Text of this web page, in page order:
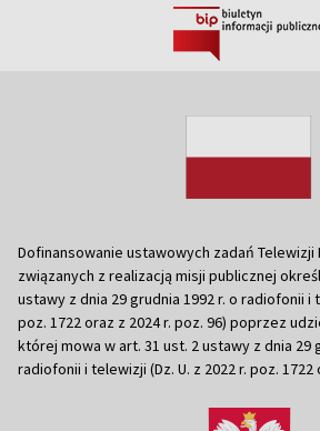
Dofinansowanie ustawowych zadań Telewizji
związanych z realizacją misji publicznej
ustawy z dnia 29 grudnia 1992 r. o radiofonii i
poz. 1722 oraz z 2024 r. poz. 96) poprzez
której mowa w art. 31 ust. 2 ustawy z dnia 29
radiofonii i telewizji (Dz. U. z 2022 r. poz. 1722